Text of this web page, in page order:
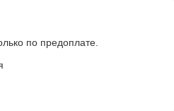
по предоплате.